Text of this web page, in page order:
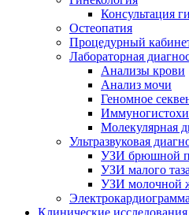
Консультация
Остеопатия
Процедурный
Лабораторная
Анализы крови
Анализ мочи
Геномное
Молекулярная
Ультразвуковая
УЗИ брюшной
УЗИ малого таза
УЗИ молочной
Электрокардиограмма
Клинические исследования